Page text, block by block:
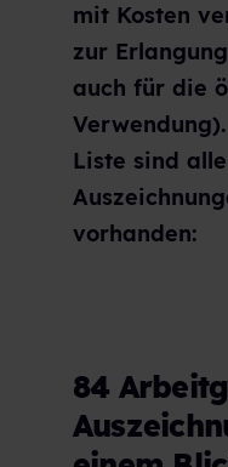
mit Kosten
zur
auch für die
Liste sind
vorhanden:
84